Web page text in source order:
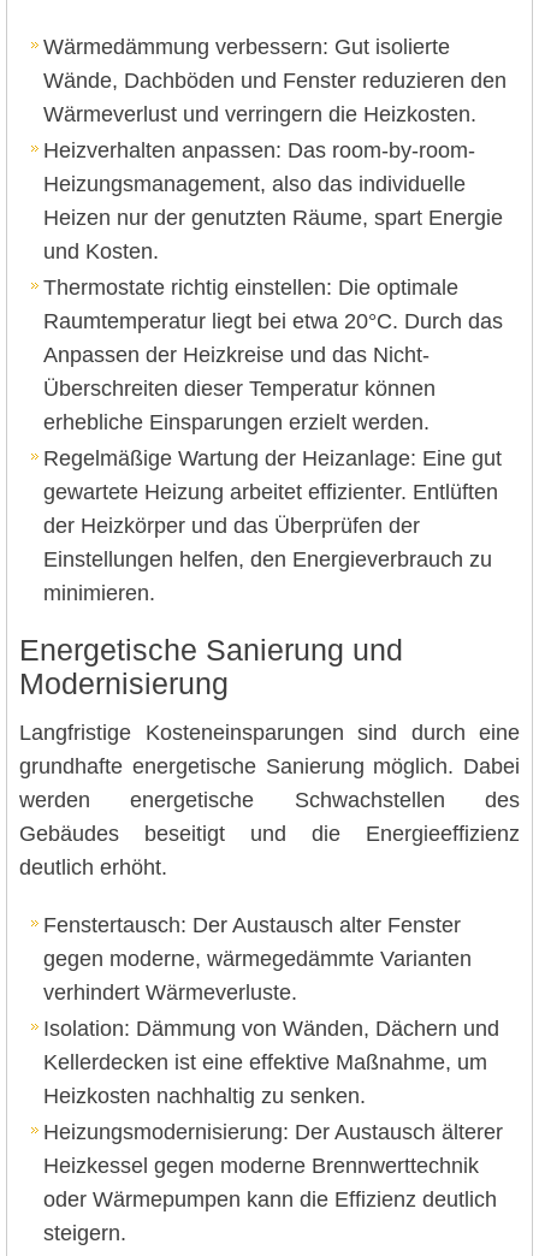
Wärmedämmung verbessern: Gut isolierte
Wände, Dachböden und Fenster reduzieren den
Wärmeverlust und verringern die Heizkosten.
Heizverhalten anpassen: Das room-by-room-
Heizungsmanagement, also das individuelle
Heizen nur der genutzten Räume, spart Energie
und Kosten.
Thermostate richtig einstellen: Die optimale
Raumtemperatur liegt bei etwa 20°C. Durch das
Anpassen der Heizkreise und das Nicht-
Überschreiten dieser Temperatur können
erhebliche Einsparungen erzielt werden.
Regelmäßige Wartung der Heizanlage: Eine gut
gewartete Heizung arbeitet effizienter. Entlüften
der Heizkörper und das Überprüfen der
Einstellungen helfen, den Energieverbrauch zu
minimieren.
Energetische Sanierung und
Modernisierung
Langfristige Kosteneinsparungen sind durch eine
grundhafte energetische Sanierung möglich. Dabei
werden energetische Schwachstellen des
Gebäudes beseitigt und die Energieeffizienz
deutlich erhöht.
Fenstertausch: Der Austausch alter Fenster
gegen moderne, wärmegedämmte Varianten
verhindert Wärmeverluste.
Isolation: Dämmung von Wänden, Dächern und
Kellerdecken ist eine effektive Maßnahme, um
Heizkosten nachhaltig zu senken.
Heizungsmodernisierung: Der Austausch älterer
Heizkessel gegen moderne Brennwerttechnik
oder Wärmepumpen kann die Effizienz deutlich
steigern.